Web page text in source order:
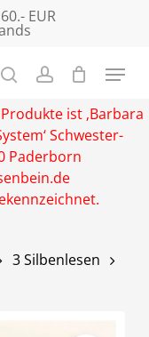
EUR
ist ‚Barbara
Schwester-
Paderborn
3 Silbenlesen
Menu